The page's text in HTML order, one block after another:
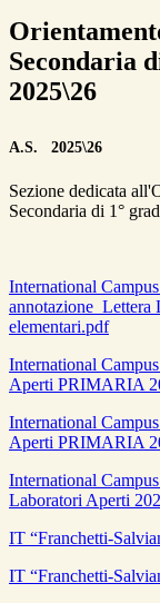
Secondaria
2025\26
A.S. 2025\26
Sezione dedicata
Secondaria di 1°
International
annotazione_Lettera
elementari.pdf
International
Aperti PRIMARIA
International
Aperti PRIMARIA
International
Laboratori Aperti
IT “Franchetti-
IT “Franchetti-